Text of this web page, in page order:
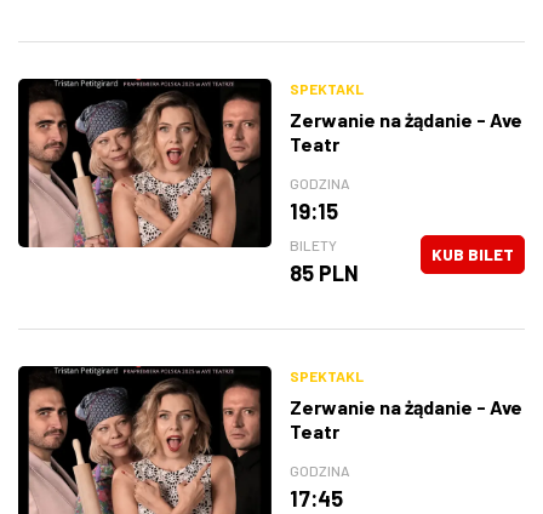
SPEKTAKL
Zerwanie na żądanie - Ave
Teatr
GODZINA
19:15
BILETY
85 PLN
KUB BILET
SPEKTAKL
Zerwanie na żądanie - Ave
Teatr
GODZINA
17:45